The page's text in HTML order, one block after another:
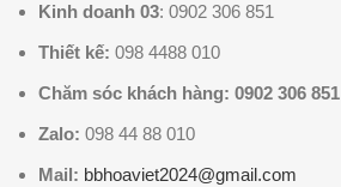
Kinh doanh 03: 0902 306 851
Thiết kế: 098 4488 010
Chăm sóc khách hàng: 0902 306 851
Zalo: 098 44 88 010
Mail: bbhoaviet2024@gmail.com